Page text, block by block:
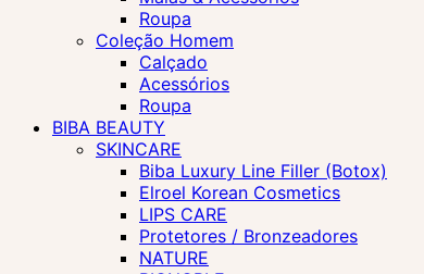
Roupa
Coleção Homem
Calçado
Acessórios
Roupa
BIBA BEAUTY
SKINCARE
Biba Luxury Line Filler (Botox)
Elroel Korean Cosmetics
LIPS CARE
Protetores / Bronzeadores
NATURE